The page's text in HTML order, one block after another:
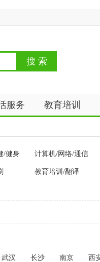
服务 教育培训
/健身 计算机/网络/通信
教育培训/翻译
武汉 长沙 南京 西